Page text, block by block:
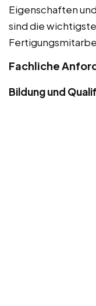
Eigenschaften
sind die
Fachliche
Bildung und